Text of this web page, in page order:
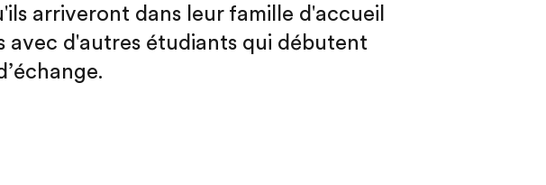
arriveront dans leur famille d'accueil
avec d'autres étudiants qui débutent